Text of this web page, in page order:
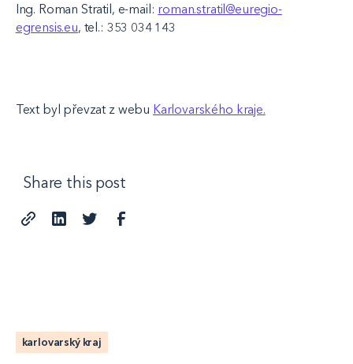
Ing. Roman Stratil, e-mail: roman.stratil@euregio-
egrensis.eu, tel.: 353 034 143
Text byl převzat z webu Karlovarského kraje.
Share this post
karlovarský kraj